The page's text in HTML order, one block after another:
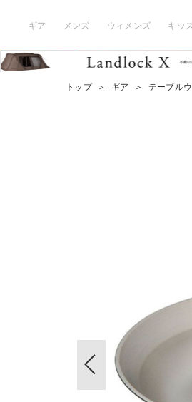
ギア メンズ ウィメンズ キッ
トップ ＞ ギア ＞ テーブル